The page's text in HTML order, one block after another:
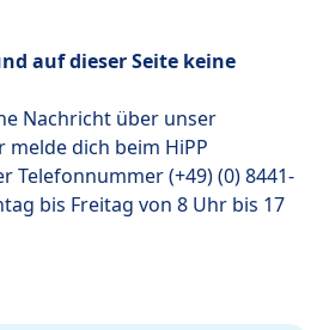
auf dieser Seite keine
Nachricht über unser
melde dich beim HiPP
Telefonnummer (+49) (0) 8441-
bis Freitag von 8 Uhr bis 17